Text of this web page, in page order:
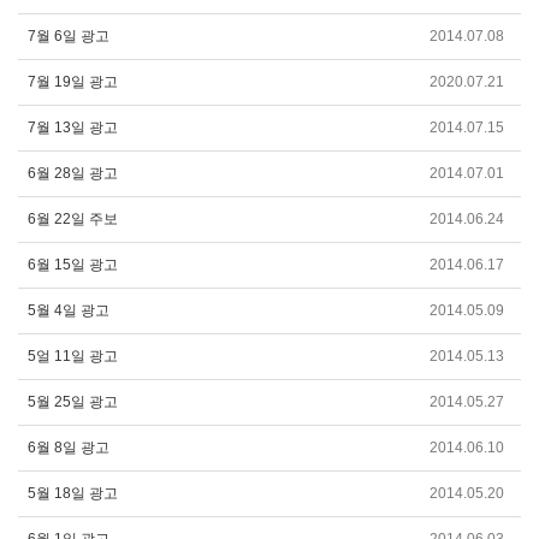
7월 6일 광고 2014.07.08
7월 19일 광고 2020.07.21
7월 13일 광고 2014.07.15
6월 28일 광고 2014.07.01
6월 22일 주보 2014.06.24
6월 15일 광고 2014.06.17
5월 4일 광고 2014.05.09
5얼 11일 광고 2014.05.13
5월 25일 광고 2014.05.27
6월 8일 광고 2014.06.10
5월 18일 광고 2014.05.20